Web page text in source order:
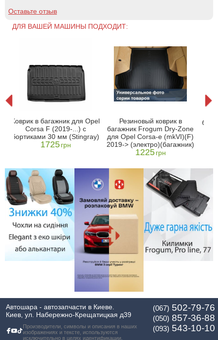
Оставьте отзыв
ДЛЯ ВАШЕЙ МАШИНЫ ПОДХОДИТ:
Коврик в багажник для Opel
Corsa F (2019-...) с
бортиками 30 мм (Stingray)
1725 грн
Резиновый коврик в
багажник Frogum Dry-Zone
для Opel Corsa-e (mkVI)(F)
2019-> (электро)(багажник)
1225 грн
Автошара - автозапчасти в Киеве.
Киев, ул. Набережно-Крещатицкая д39
Производители, символы и описания в наших
изображениях и тексте, используются
исключительно в целях идентификации.
(067) 502-79-76
(050) 857-36-88
(093) 543-10-10